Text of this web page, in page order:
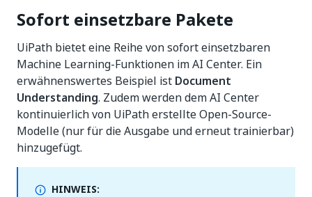
Sofort einsetzbare Pakete
UiPath bietet eine Reihe von sofort einsetzbaren
Machine Learning-Funktionen im AI Center. Ein
erwähnenswertes Beispiel ist Document
Understanding. Zudem werden dem AI Center
kontinuierlich von UiPath erstellte Open-Source-
Modelle (nur für die Ausgabe und erneut trainierbar)
hinzugefügt.
HINWEIS: